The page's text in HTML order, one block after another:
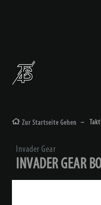
Zur Startseite Gehen
Invader Gear
INVADER GEAR